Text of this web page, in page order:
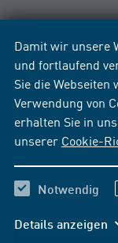
Damit wir unsere
und fortlaufend
Sie die
Verwendung von
erhalten Sie in
unserer Cookie-
Notwendig
Details anzeigen